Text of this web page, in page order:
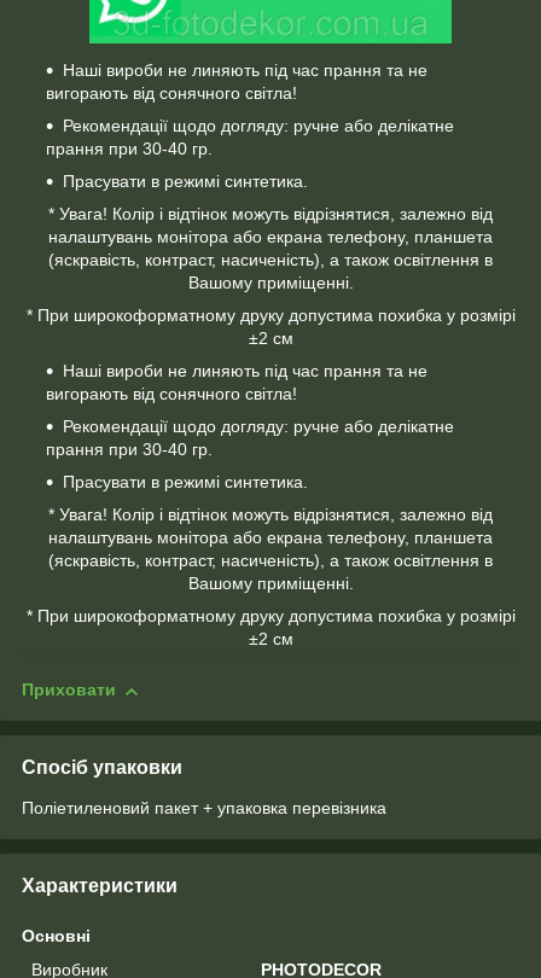
Наші вироби не линяють під час прання та не
вигорають від сонячного світла!
Рекомендації щодо догляду: ручне або делікатне
прання при 30-40 гр.
Прасувати в режимі синтетика.
* Увага! Колір і відтінок можуть відрізнятися, залежно від
налаштувань монітора або екрана телефону, планшета
(яскравість, контраст, насиченість), а також освітлення в
Вашому приміщенні.
* При широкоформатному друку допустима похибка у розмірі
±2 см
Наші вироби не линяють під час прання та не
вигорають від сонячного світла!
Рекомендації щодо догляду: ручне або делікатне
прання при 30-40 гр.
Прасувати в режимі синтетика.
* Увага! Колір і відтінок можуть відрізнятися, залежно від
налаштувань монітора або екрана телефону, планшета
(яскравість, контраст, насиченість), а також освітлення в
Вашому приміщенні.
* При широкоформатному друку допустима похибка у розмірі
±2 см
Приховати
Спосіб упаковки
Поліетиленовий пакет + упаковка перевізника
Характеристики
Основні
Виробник
PHOTODECOR